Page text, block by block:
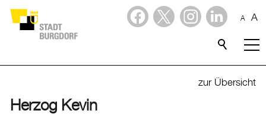
A A
Verwaltung & Politik
zur Übersicht
Herzog Kevin